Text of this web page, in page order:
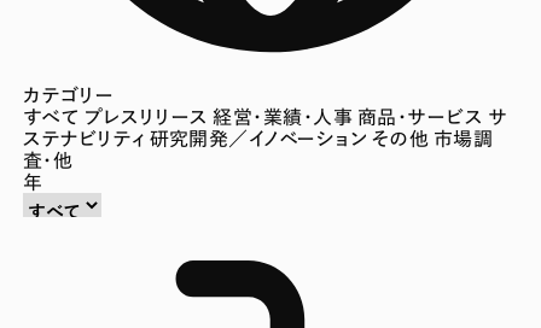
カテゴリー
すべて プレスリリース経営・業績・人事 商品・サービス サ
ステナビリティ 研究開発／イノベーション その他 市場調
査・他
年